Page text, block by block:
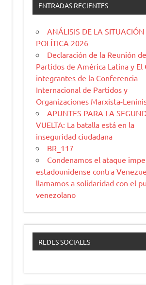
ENTRADAS RECIENTES
ANÁLISIS DE LA SITUACIÓN
POLÍTICA 2026
Declaración de la Reunión
Partidos de América Latina y El
integrantes de la Conferencia
Internacional de Partidos y
Organizaciones Marxista-
APUNTES PARA LA
VUELTA: La batalla está en la
inseguridad ciudadana
BR_117
Condenamos el ataque
estadounidense contra
llamamos a solidaridad con el
venezolano
REDES SOCIALES